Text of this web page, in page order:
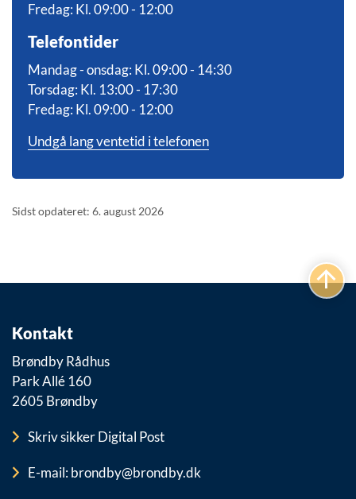
Fredag: Kl. 09:00 - 12:00
Telefontider
Mandag - onsdag: Kl. 09:00 - 14:30
Torsdag: Kl. 13:00 - 17:30
Fredag: Kl. 09:00 - 12:00
Undgå lang ventetid i telefonen
Sidst opdateret: 6. august 2026
Kontakt
Brøndby Rådhus
Park Allé 160
2605 Brøndby
Skriv sikker Digital Post
E-mail: brondby@brondby.dk